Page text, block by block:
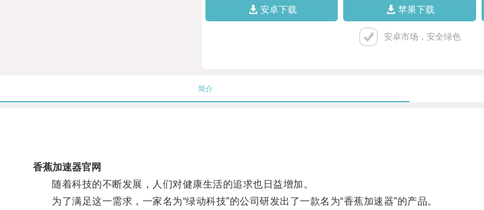
安卓下载 苹果下载
安卓市场，安全绿色
简介
香蕉加速器官网
随着科技的不断发展，人们对健康生活的追求也日益增加。
为了满足这一需求，一家名为“绿动科技”的公司研发出了一款名为“香蕉加速器”的产品。